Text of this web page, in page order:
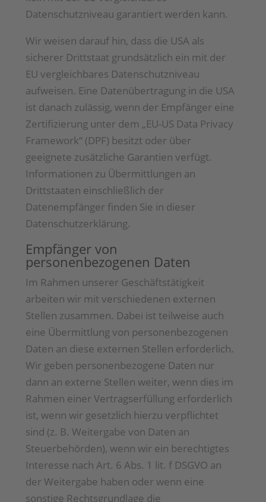
Datenschutzniveau garantiert werden kann.
Wir weisen darauf hin, dass die USA als
sicherer Drittstaat grundsätzlich ein mit der
EU vergleichbares Datenschutzniveau
aufweisen. Eine Datenübertragung in die USA
ist danach zulässig, wenn der Empfänger eine
Zertifizierung unter dem „EU-US Data Privacy
Framework“ (DPF) besitzt oder über
geeignete zusätzliche Garantien verfügt.
Informationen zu Übermittlungen an
Drittstaaten einschließlich der
Datenempfänger finden Sie in dieser
Datenschutzerklärung.
Empfänger von
personenbezogenen Daten
Im Rahmen unserer Geschäftstätigkeit
arbeiten wir mit verschiedenen externen
Stellen zusammen. Dabei ist teilweise auch
eine Übermittlung von personenbezogenen
Daten an diese externen Stellen erforderlich.
Wir geben personenbezogene Daten nur
dann an externe Stellen weiter, wenn dies im
Rahmen einer Vertragserfüllung erforderlich
ist, wenn wir gesetzlich hierzu verpflichtet
sind (z. B. Weitergabe von Daten an
Steuerbehörden), wenn wir ein berechtigtes
Interesse nach Art. 6 Abs. 1 lit. f DSGVO an
der Weitergabe haben oder wenn eine
sonstige Rechtsgrundlage die